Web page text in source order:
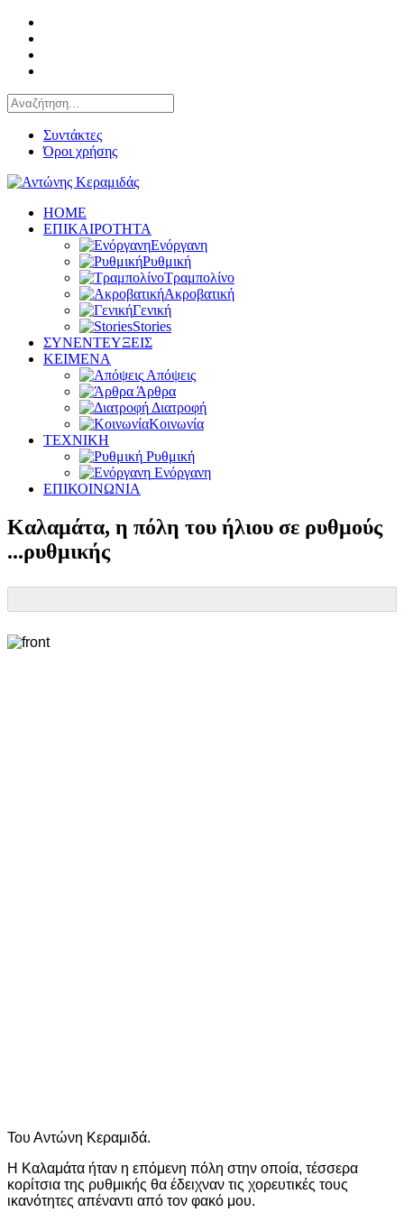
Συντάκτες
Όροι χρήσης
HOME
ΕΠΙΚΑΙΡΟΤΗΤΑ
Ενόργανη
Ρυθμική
Τραμπολίνο
Ακροβατική
Γενική
Stories
ΣΥΝΕΝΤΕΥΞΕΙΣ
KEIMENA
Απόψεις
Άρθρα
Διατροφή
Κοινωνία
ΤΕΧΝΙΚΗ
Ρυθμική
Ενόργανη
ΕΠΙΚΟΙΝΩΝΙΑ
Καλαμάτα, η πόλη του ήλιου σε ρυθμούς
...ρυθμικής
Του Αντώνη Κεραμιδά.
Η Καλαμάτα ήταν η επόμενη πόλη στην οποία, τέσσερα
κορίτσια της ρυθμικής θα έδειχναν τις χορευτικές τους
ικανότητες απέναντι από τον φακό μου.